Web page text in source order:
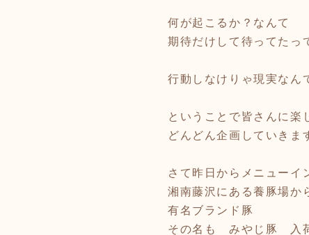
何が起こるか？なんて
期待だけして待ってたっ
行動しなけりゃ現実なん
ということで皆さんに楽
どんどん企画していきま
さて昨日からメニューイ
湘南藤沢にある養豚場か
有名ブランド豚
その名も みやじ豚 入荷